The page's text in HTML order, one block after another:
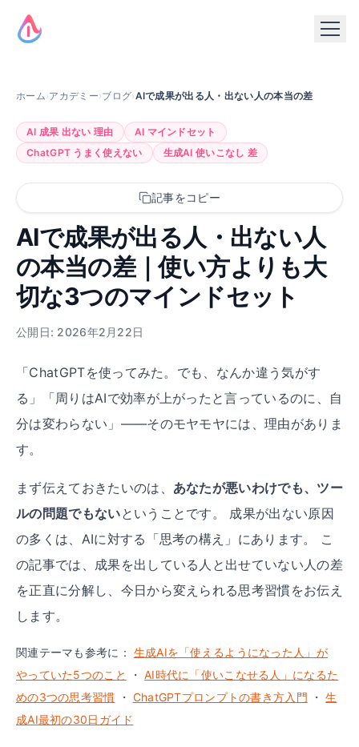
ホーム›アカデミー›ブログ›AIで成果が出る人・出ない人の本当の差
AI 成果 出ない 理由
AI マインドセット
ChatGPT うまく使えない
生成AI 使いこなし 差
記事をコピー
AIで成果が出る人・出ない人
の本当の差｜使い方よりも大
切な3つのマインドセット
公開日: 2026年2月22日
「ChatGPTを使ってみた。でも、なんか違う気がす
る」「周りはAIで効率が上がったと言っているのに、自
分は変わらない」——そのモヤモヤには、理由がありま
す。
まず伝えておきたいのは、 あなたが悪いわけでも、ツー
ルの問題でもないということです。 成果が出ない原因
の多くは、AIに対する「思考の構え」にあります。 こ
の記事では、成果を出している人と出せていない人の差
を正直に分解し、今日から変えられる思考習慣をお伝え
します。
関連テーマも参考に： 生成AIを「使えるようになった人」が
やっていた5つのこと
・ AI時代に「使いこなせる人」になるた
めの3つの思考習慣
・ ChatGPTプロンプトの書き方入門 ・ 生
成AI最初の30日ガイド